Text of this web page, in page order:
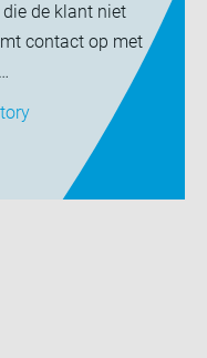
de klant niet
contact op met